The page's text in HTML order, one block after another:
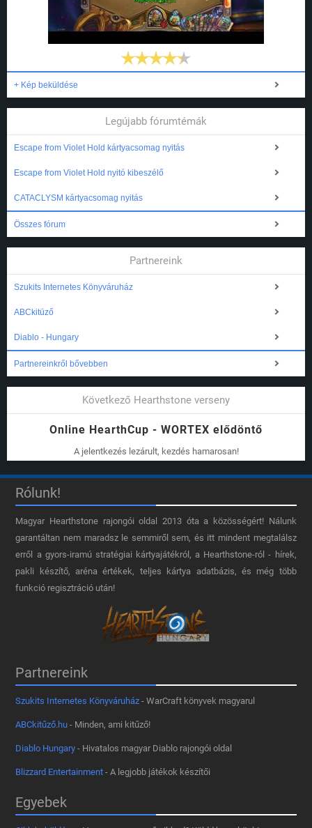
+ Kép beküldése
Legújabb fórumtémák
Escape from Violet Hold kártyacsomag nyitás
Escape from Violet Hold nyitó kibeszélő
CATACLYSM kártyacsomag nyitás
Összes fórum
Partnereink
Szukits Internetes Könyváruház
ABCkitüző
Diablo - Hungary
Partnereinkről bővebben
Következő Hearthstone verseny
Online HearthCup - WORTEX elődöntő
A jelentkezés lezárult, kezdés hamarosan!
Rólunk!
Magyar Hearthstone​ rajongói oldal 2013 óta a közösségért! Nálunk
garantáltan nem maradsz le semmiről sem, és itt mindent megtalálsz
erről a gyors-iramú stratégiai kártyajátékról, a Hearthstone-ról - hírek,
pakli készítő, aréna értékek, teljes kártya adatbázis, és még több
funkció regisztráció után!
Partnereink
Szukits Internetes Könyváruház - WarCraft könyvek magyarul
ABCkitűző.hu - Minden, ami kitűző!
Diablo Hungary - Hivatalos magyar Diablo rajongói oldal
Blizzard Entertainment - A legjobb játékok készítői
Egyebek